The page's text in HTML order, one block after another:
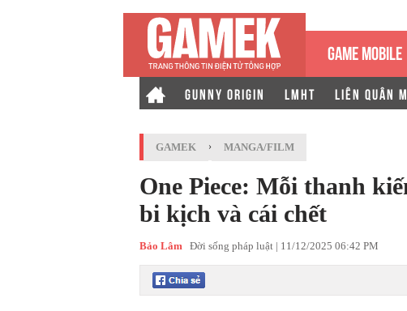
GAME MOBILE
GUNNY ORIGIN LMHT LIÊN QUÂN
GAMEK › MANGA/FILM
One Piece: Mỗi thanh
bi kịch và cái chết
Bảo Lâm Đời sống pháp luật | 11/12/2025 06:42 PM